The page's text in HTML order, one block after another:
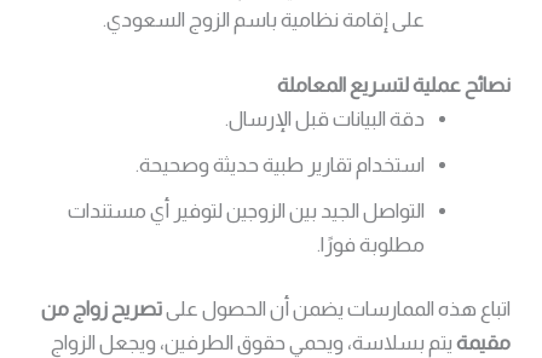
على إقامة نظامية باسم الزوج السعودي.
نصائح عملية لتسريع المعاملة
دقة البيانات قبل الإرسال.
استخدام تقارير طبية حديثة وصحيحة.
التواصل الجيد بين الزوجين لتوفير أي مستندات
مطلوبة فورًا.
اتباع هذه الممارسات يضمن أن الحصول علىتصريح زواج من
مقيمة يتم بسلاسة، ويحمي حقوق الطرفين، ويجعل الزواج